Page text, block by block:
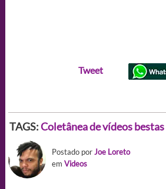
Tweet
TAGS:Coletânea de vídeos bestas
Postado porJoe Loreto
em Videos